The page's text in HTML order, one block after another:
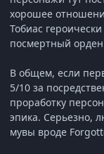
хорошее
Тобиас
посмертный
В общем, если
5/10 за
проработку
эпика. Серьезно,
мувы вроде